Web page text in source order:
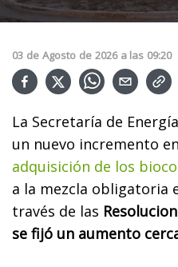
03 de Agosto de 2026 a las 09:20
La Secretaría de
un nuevo incremento
adquisición de los
a la mezcla obligatoria
través de las
se fijó un aumento